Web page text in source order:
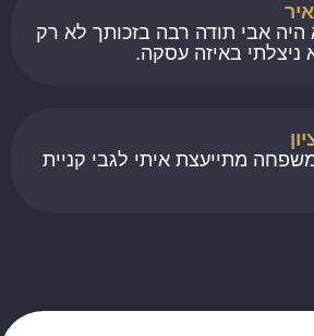
אבי תודה רבה בזכותך לא רק
ניצלתי באיזה עסקה.
מתייעצת איתי לגבי קניית